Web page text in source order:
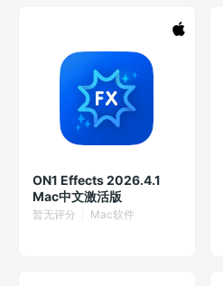
ON1 Effects 2026.4.1
Mac中文激活版
暂无评分 Mac软件